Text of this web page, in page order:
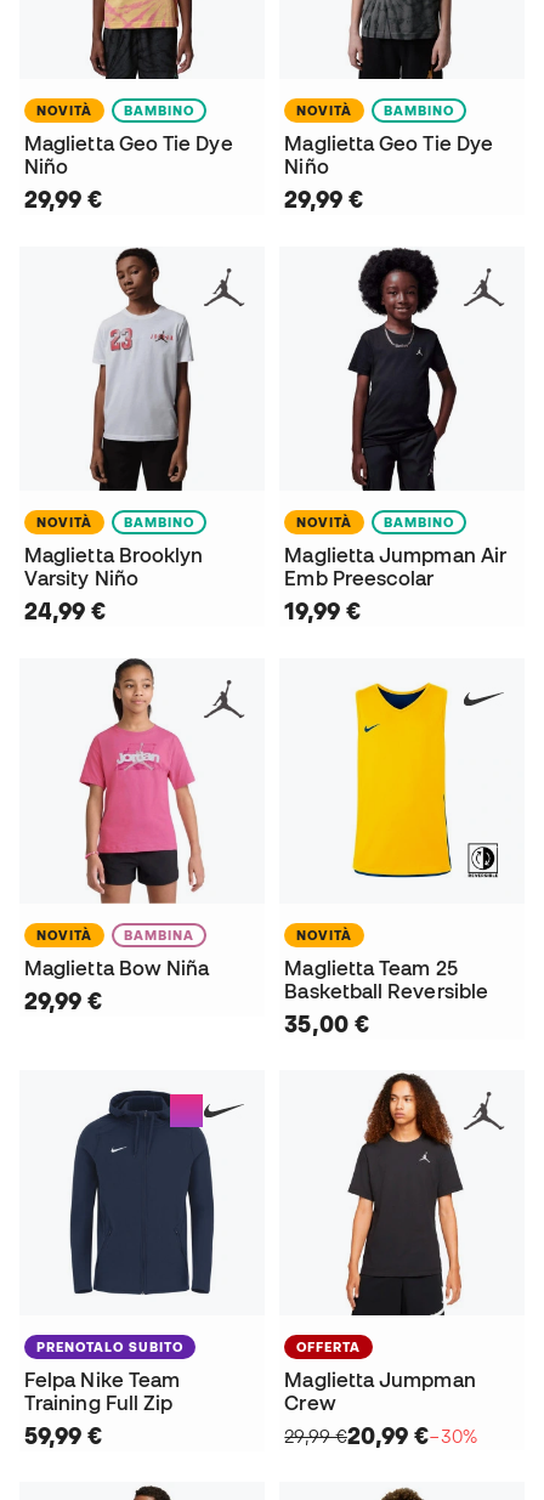
NOVITÀ BAMBINO
Maglietta Geo Tie Dye
Niño
29,99 €
NOVITÀ BAMBINO
Maglietta Geo Tie Dye
Niño
29,99 €
NOVITÀ BAMBINO
Maglietta Brooklyn
Varsity Niño
24,99 €
NOVITÀ BAMBINO
Maglietta Jumpman Air
Emb Preescolar
19,99 €
NOVITÀ BAMBINA
Maglietta Bow Niña
29,99 €
NOVITÀ
Maglietta Team 25
Basketball Reversible
35,00 €
PRENOTALO SUBITO
Felpa Nike Team
Training Full Zip
59,99 €
OFFERTA
Maglietta Jumpman
Crew
29,99 €20,99 €−30%